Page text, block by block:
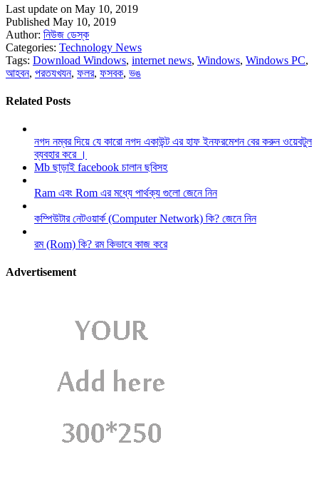
Last update on May 10, 2019
Published May 10, 2019
Author: নিউজ ডেস্ক
Categories: Technology News
Tags: Download Windows, internet news, Windows, Windows PC,
আহবন, পরতযখযন, ফলর, ফসবক, ভঙ
Related Posts
নগদ নম্বর দিয়ে যে কারো নগদ একাউন্ট এর হাফ ইনফরমেশন বের করুন ওয়েবটুল
ব্যবহার করে ।
Mb ছাড়াই facebook চালান ছবিসহ
Ram এবং Rom এর মধ্যে পার্থক্য গুলো জেনে নিন
কম্পিউটার নেটওয়ার্ক (Computer Network) কি? জেনে নিন
রম (Rom) কি? রম কিভাবে কাজ করে
Advertisement